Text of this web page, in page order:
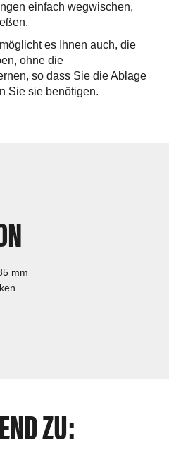
einfach wegwischen,
es Ihnen auch, die
ohne die
so dass Sie die Ablage
Sie sie benötigen.
mm
ZU: